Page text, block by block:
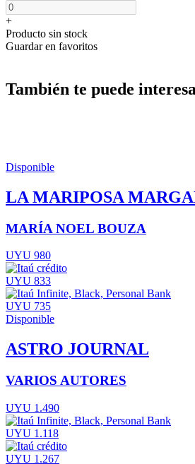
+
Producto sin stock
Guardar en favoritos
También te puede
Disponible
LA MARIPOSA
MARÍA NOEL BOUZA
UYU 980
UYU 833
UYU 735
Disponible
ASTRO JOURNAL
VARIOS AUTORES
UYU 1.490
UYU 1.118
UYU 1.267